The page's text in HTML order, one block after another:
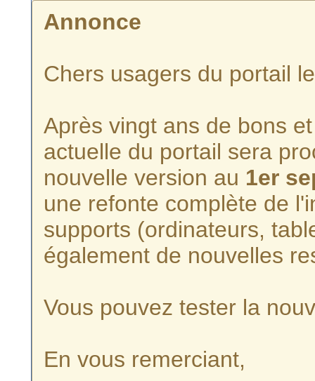
Annonce
Chers usagers du portail
Après vingt ans de bons
actuelle du portail sera
nouvelle version au 1er
une refonte complète de
supports (ordinateurs,
également de nouvelles
Vous pouvez tester la
En vous remerciant,